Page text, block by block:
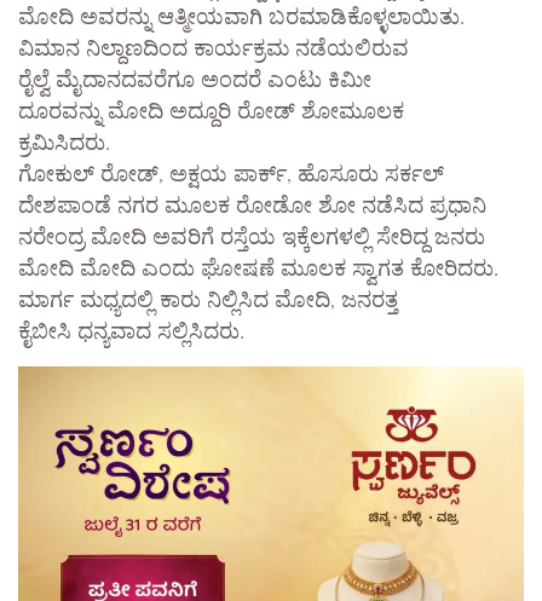
ಮೋದಿ ಅವರನ್ನು ಆತ್ಮೀಯವಾಗಿ ಬರಮಾಡಿಕೊಳ್ಳಲಾಯಿತು.
ವಿಮಾನ ನಿಲ್ದಾಣದಿಂದ ಕಾರ್ಯಕ್ರಮ ನಡೆಯಲಿರುವ
ರೈಲ್ವೆ ಮೈದಾನದವರೆಗೂ ಅಂದರೆ ಎಂಟು ಕಿಮೀ
ದೂರವನ್ನು ಮೋದಿ ಅದ್ದೂರಿ ರೋಡ್ ಶೋಮೂಲಕ
ಕ್ರಮಿಸಿದರು.
ಗೋಕುಲ್ ರೋಡ್, ಅಕ್ಷಯ ಪಾರ್ಕ್, ಹೊಸೂರು ಸರ್ಕಲ್
ದೇಶಪಾಂಡೆ ನಗರ ಮೂಲಕ ರೋಡೋ ಶೋ ನಡೆಸಿದ ಪ್ರಧಾನಿ
ನರೇಂದ್ರ ಮೋದಿ ಅವರಿಗೆ ರಸ್ತೆಯ ಇಕ್ಕೆಲಗಳಲ್ಲಿ ಸೇರಿದ್ದ ಜನರು
ಮೋದಿ ಮೋದಿ ಎಂದು ಘೋಷಣೆ ಮೂಲಕ ಸ್ವಾಗತ ಕೋರಿದರು.
ಮಾರ್ಗ ಮಧ್ಯದಲ್ಲಿ ಕಾರು ನಿಲ್ಲಿಸಿದ ಮೋದಿ, ಜನರತ್ತ
ಕೈಬೀಸಿ ಧನ್ಯವಾದ ಸಲ್ಲಿಸಿದರು.